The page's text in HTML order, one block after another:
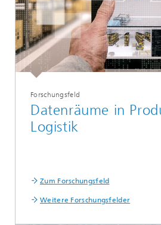
Forschungsfeld
Datenräume in
Logistik
Zum Forschungsfeld
Weitere Forschungsfelder